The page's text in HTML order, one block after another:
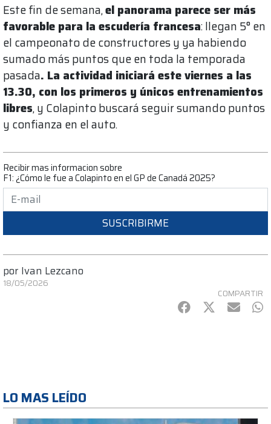
Este fin de semana,el panorama parece ser más
favorable para la escudería francesa: llegan 5° en
el campeonato de constructores y ya habiendo
sumado más puntos que en toda la temporada
pasada. La actividad iniciará este viernes a las
13.30, con los primeros y únicos entrenamientos
libres, y Colapinto buscará seguir sumando puntos
y confianza en el auto.
Recibir mas informacion sobre
F1: ¿Cómo le fue a Colapinto en el GP de Canadá 2025?
SUSCRIBIRME
por Ivan Lezcano
18/05/2026
COMPARTIR
Facebook
Twitter
mail
LO MAS LEÍDO